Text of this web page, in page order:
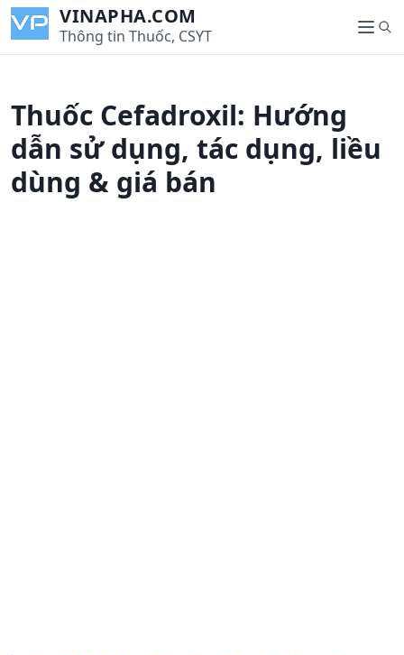
i
VINAPHA.COM
Thông tin Thuốc, CSYT
M
e
S
e
Thuốc Cefadroxil: Hướng
dẫn sử dụng, tác dụng, liều
dùng & giá bán